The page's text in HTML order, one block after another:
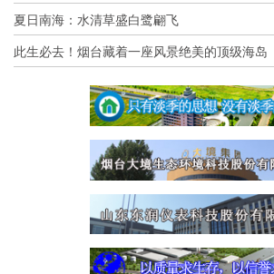
夏日南海：水清草盛白鹭翩飞
此生必去！烟台藏着一座风景绝美的顶级海岛